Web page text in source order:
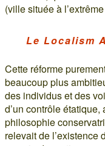
(ville située à
Le Localism
Cette réforme
beaucoup plus
des individus et des
d’un contrôle
philosophie
relevait de l’existence